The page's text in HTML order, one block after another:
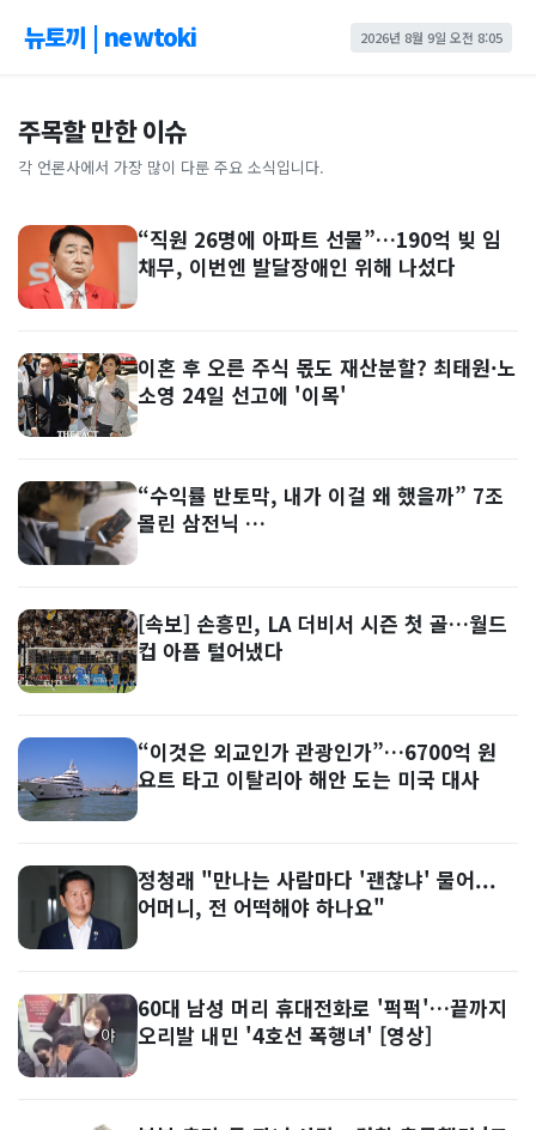
뉴토끼 | newtoki 2026년 8월 9일 오전 8:05
주목할 만한 이슈
각 언론사에서 가장 많이 다룬 주요 소식입니다.
“직원 26명에 아파트 선물”…190억 빚 임
채무, 이번엔 발달장애인 위해 나섰다
이혼 후 오른 주식 몫도 재산분할? 최태원·노
소영 24일 선고에 '이목'
“수익률 반토막, 내가 이걸 왜 했을까” 7조
몰린 삼전닉 …
[속보] 손흥민, LA 더비서 시즌 첫 골…월드
컵 아픔 털어냈다
“이것은 외교인가 관광인가”…6700억 원
요트 타고 이탈리아 해안 도는 미국 대사
정청래 "만나는 사람마다 '괜찮냐' 물어...
어머니, 전 어떡해야 하나요"
60대 남성 머리 휴대전화로 '퍽퍽'…끝까지
오리발 내민 '4호선 폭행녀' [영상]